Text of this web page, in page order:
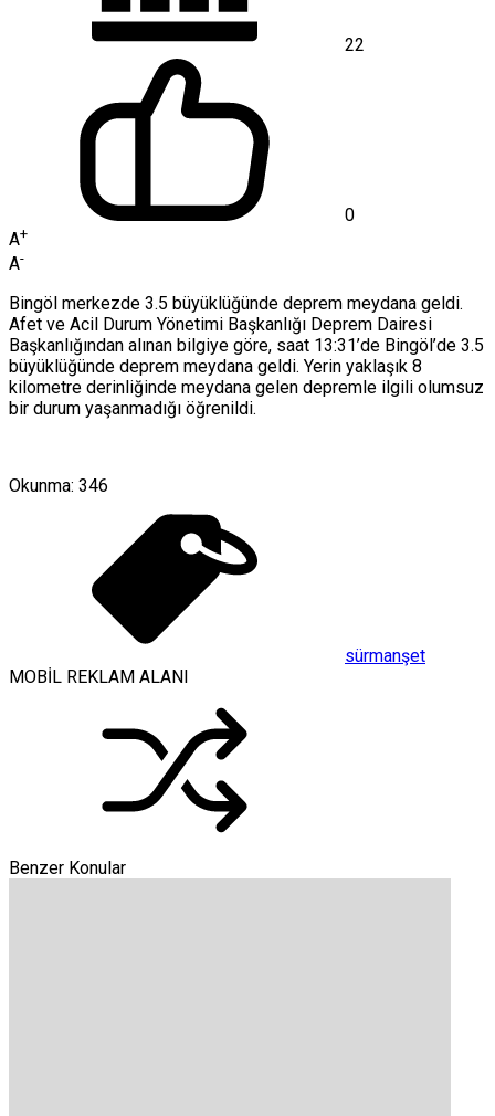
22
0
A+
A-
Bingöl merkezde 3.5 büyüklüğünde deprem meydana geldi.
Afet ve Acil Durum Yönetimi Başkanlığı Deprem Dairesi
Başkanlığından alınan bilgiye göre, saat 13:31’de Bingöl’de 3.5
büyüklüğünde deprem meydana geldi. Yerin yaklaşık 8
kilometre derinliğinde meydana gelen depremle ilgili olumsuz
bir durum yaşanmadığı öğrenildi.
Okunma: 346
sürmanşet
MOBİL REKLAM ALANI
Benzer Konular